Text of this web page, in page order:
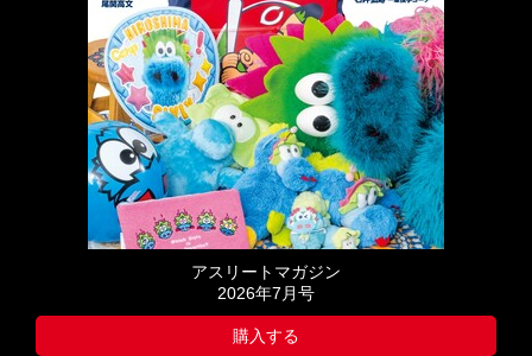
アスリートマガジン
2026年7月号
購入する